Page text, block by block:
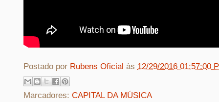
Postado por Rubens Oficial às 12/29/2016 01:57:00
Marcadores: CAPITAL DA MÚSICA